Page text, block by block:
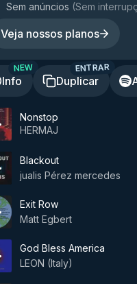
Sem anúncios (Sem
Veja nossos planos
Info
NEW
Duplicar
ENTRAR
Nonstop
HERMAJ
Blackout
jualis Pérez mercedes
Exit Row
Matt Egbert
God Bless America
LEON (Italy)